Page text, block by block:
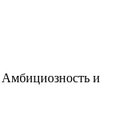
Амбициозность и